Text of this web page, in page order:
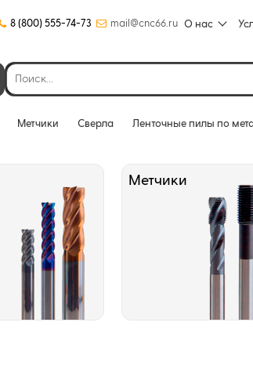
8 (800) 555-74-73 mail@cnc66.ru О нас
Метчики Сверла Ленточные пилы по
Метчики